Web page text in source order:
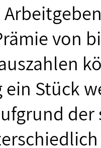
von
Stück